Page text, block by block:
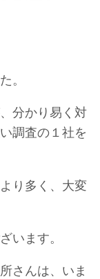
。
分かり易く対
調査の１社を
り多く、大変
います。
さんは、いま